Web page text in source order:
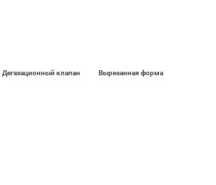
Дегазационный клапан Вырезанная форма